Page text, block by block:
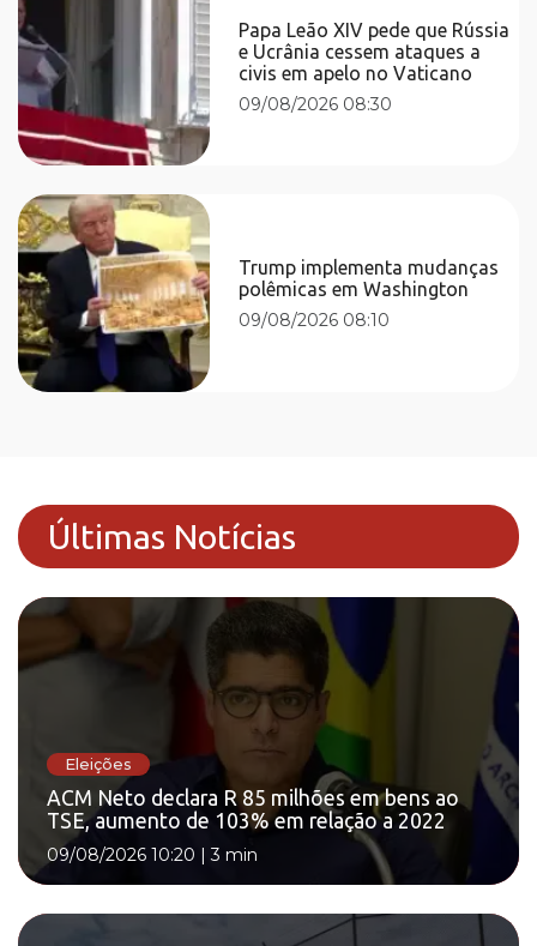
Papa Leão XIV pede que Rússia
e Ucrânia cessem ataques a
civis em apelo no Vaticano
09/08/2026 08:30
Trump implementa mudanças
polêmicas em Washington
09/08/2026 08:10
Últimas Notícias
Eleições
ACM Neto declara R 85 milhões em bens ao
TSE, aumento de 103% em relação a 2022
09/08/2026 10:20 |3 min